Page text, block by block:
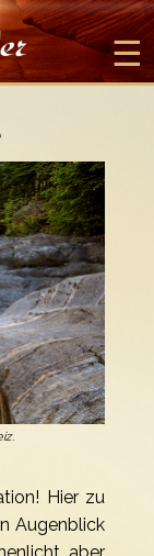
☰
Hier zu
Augenblick